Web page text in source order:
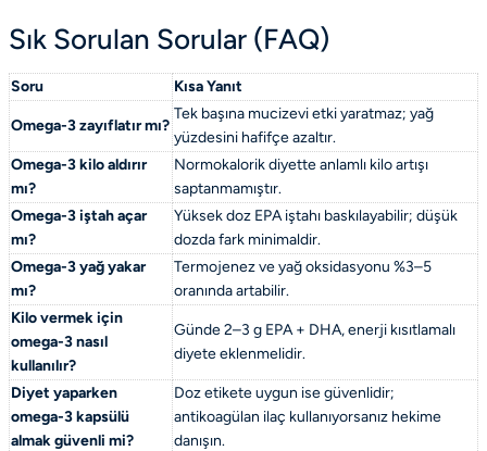
Sık Sorulan Sorular (FAQ)
Soru Kısa Yanıt
Omega-3 zayıflatır mı?
Tek başına mucizevi etki yaratmaz; yağ
yüzdesini hafifçe azaltır.
Omega-3 kilo aldırır
mı?
Normokalorik diyette anlamlı kilo artışı
saptanmamıştır.
Omega-3 iştah açar
mı?
Yüksek doz EPA iştahı baskılayabilir; düşük
dozda fark minimaldir.
Omega-3 yağ yakar
mı?
Termojenez ve yağ oksidasyonu %3–5
oranında artabilir.
Kilo vermek için
omega-3 nasıl
kullanılır?
Günde 2–3 g EPA + DHA, enerji kısıtlamalı
diyete eklenmelidir.
Diyet yaparken
omega-3 kapsülü
almak güvenli mi?
Doz etikete uygun ise güvenlidir;
antikoagülan ilaç kullanıyorsanız hekime
danışın.